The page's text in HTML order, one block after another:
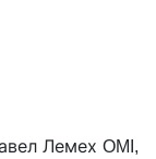
Лемех OMI,